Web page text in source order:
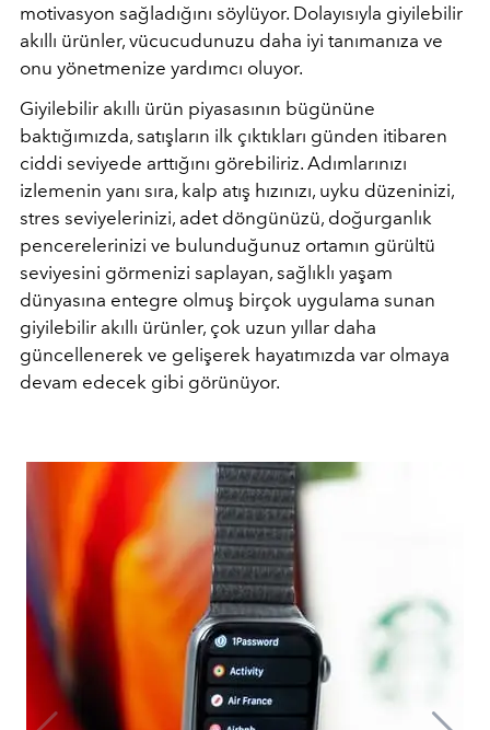
motivasyon sağladığını söylüyor. Dolayısıyla giyilebilir
akıllı ürünler, vücucudunuzu daha iyi tanımanıza ve
onu yönetmenize yardımcı oluyor.
Giyilebilir akıllı ürün piyasasının bügününe
baktığımızda, satışların ilk çıktıkları günden itibaren
ciddi seviyede arttığını görebiliriz. Adımlarınızı
izlemenin yanı sıra, kalp atış hızınızı, uyku düzeninizi,
stres seviyelerinizi, adet döngünüzü, doğurganlık
pencerelerinizi ve bulunduğunuz ortamın gürültü
seviyesini görmenizi saplayan, sağlıklı yaşam
dünyasına entegre olmuş birçok uygulama sunan
giyilebilir akıllı ürünler, çok uzun yıllar daha
güncellenerek ve gelişerek hayatımızda var olmaya
devam edecek gibi görünüyor.